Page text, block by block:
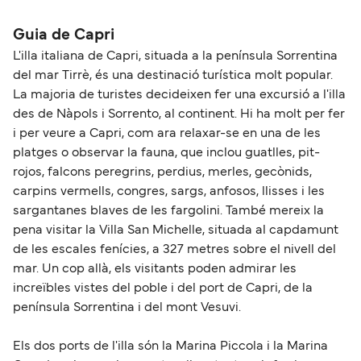
NLG
Caremar
Guia de Capri
L'illa italiana de Capri, situada a la península Sorrentina
del mar Tirrè, és una destinació turística molt popular.
La majoria de turistes decideixen fer una excursió a l'illa
des de Nàpols i Sorrento, al continent. Hi ha molt per fer
i per veure a Capri, com ara relaxar-se en una de les
platges o observar la fauna, que inclou guatlles, pit-
rojos, falcons peregrins, perdius, merles, gecònids,
carpins vermells, congres, sargs, anfosos, llisses i les
sargantanes blaves de les fargolini. També mereix la
pena visitar la Villa San Michelle, situada al capdamunt
de les escales fenícies, a 327 metres sobre el nivell del
mar. Un cop allà, els visitants poden admirar les
increïbles vistes del poble i del port de Capri, de la
península Sorrentina i del mont Vesuvi.
Els dos ports de l'illa són la Marina Piccola i la Marina